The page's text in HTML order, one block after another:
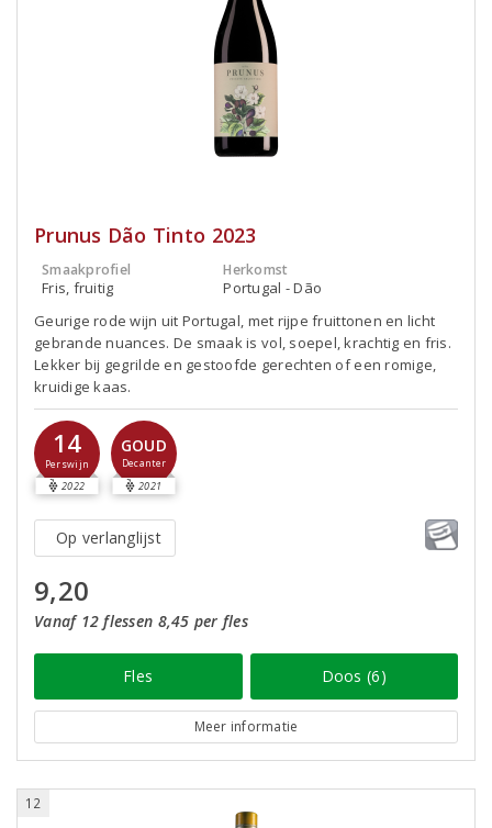
Prunus Dão Tinto 2023
Smaakprofiel
Fris, fruitig
Herkomst
Portugal - Dão
Geurige rode wijn uit Portugal, met rijpe fruittonen en licht
gebrande nuances. De smaak is vol, soepel, krachtig en fris.
Lekker bij gegrilde en gestoofde gerechten of een romige,
kruidige kaas.
14
Perswijn
2022
GOUD
Decanter
2021
Op verlanglijst
9,20
Vanaf 12 flessen 8,45 per fles
Fles Doos (6)
Meer informatie
12